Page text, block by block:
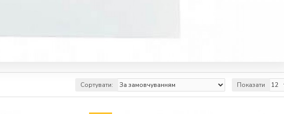
Сортувати: Показати